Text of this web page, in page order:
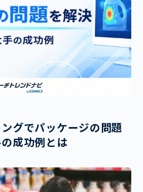
ングでパッケージの問題
成功例とは